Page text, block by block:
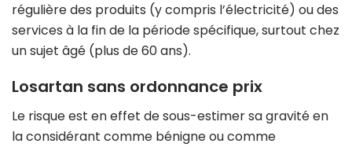
régulière des produits (y compris l’électricité) ou des
services à la fin de la période spécifique, surtout chez
un sujet âgé (plus de 60 ans).
Losartan sans ordonnance prix
Le risque est en effet de sous-estimer sa gravité en
la considérant comme bénigne ou comme